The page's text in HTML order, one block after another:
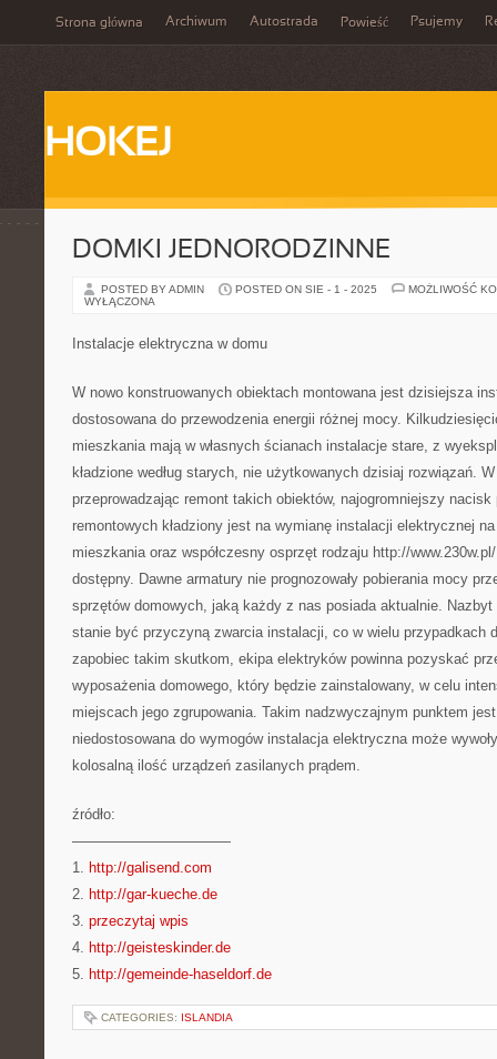
Strona główna Archiwum Autostrada Powieść Psujemy
HOKEJ
DOMKI JEDNORODZINNE
POSTED BY ADMIN POSTED ON SIE - 1 - 2025
MOŻLIWOŚĆ
WYŁĄCZONA
Instalacje elektryczna w domu
W nowo konstruowanych obiektach montowana jest dzisiejsza
dostosowana do przewodzenia energii różnej mocy.
mieszkania mają w własnych ścianach instalacje stare, z
kładzione według starych, nie użytkowanych dzisiaj rozwiązań.
przeprowadzając remont takich obiektów, najogromniejszy
remontowych kładziony jest na wymianę instalacji elektrycznej na
mieszkania oraz współczesny osprzęt rodzaju http://
dostępny. Dawne armatury nie prognozowały pobierania mocy
sprzętów domowych, jaką każdy z nas posiada aktualnie.
stanie być przyczyną zwarcia instalacji, co w wielu przypadkach
zapobiec takim skutkom, ekipa elektryków powinna pozyskać
wyposażenia domowego, który będzie zainstalowany, w celu
miejscach jego zgrupowania. Takim nadzwyczajnym punktem
niedostosowana do wymogów instalacja elektryczna może
kolosalną ilość urządzeń zasilanych prądem.
źródło:
———————————
1. http://galisend.com
2. http://gar-kueche.de
3. przeczytaj wpis
4. http://geisteskinder.de
5. http://gemeinde-haseldorf.de
CATEGORIES: ISLANDIA